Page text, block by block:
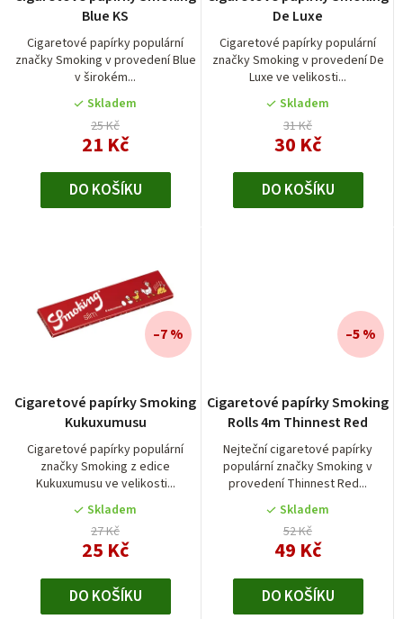
u
Blue KS
Cigaretové papírky populární
značky Smoking v provedení Blue
v širokém...
Skladem
25 Kč
21 Kč
DO KOŠÍKU
De Luxe
Cigaretové papírky populární
značky Smoking v provedení De
Luxe ve velikosti...
Skladem
31 Kč
30 Kč
DO KOŠÍKU
Cigaretové papírky Smoking
Kukuxumusu
Cigaretové papírky populární
značky Smoking z edice
Kukuxumusu ve velikosti...
Skladem
27 Kč
25 Kč
–7 %
DO KOŠÍKU
Cigaretové papírky Smoking
Rolls 4m Thinnest Red
Nejteční cigaretové papírky
populární značky Smoking v
provedení Thinnest Red...
Skladem
52 Kč
49 Kč
–5 %
DO KOŠÍKU